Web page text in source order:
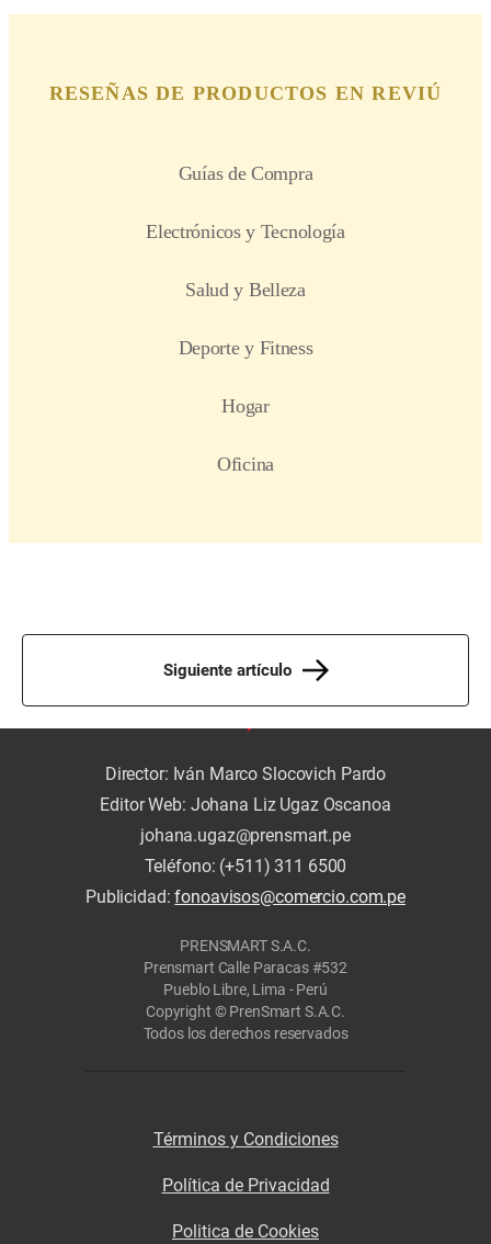
Siguiente artículo
Director: Iván Marco Slocovich Pardo
Editor Web: Johana Liz Ugaz Oscanoa
johana.ugaz@prensmart.pe
Teléfono: (+511) 311 6500
Publicidad:fonoavisos@comercio.com.pe
PRENSMART S.A.C.
Prensmart Calle Paracas #532
Pueblo Libre, Lima - Perú
Copyright © PrenSmart S.A.C.
Todos los derechos reservados
Términos y Condiciones
Política de Privacidad
Politica de Cookies